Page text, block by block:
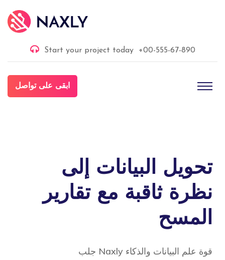
Start your project today +00-555-67-890
ابقى على تواصل
تحويل البيانات إلى
نظرة ثاقبة مع تقارير
المسح
جلب Naxly قوة علم البيانات والذكاء